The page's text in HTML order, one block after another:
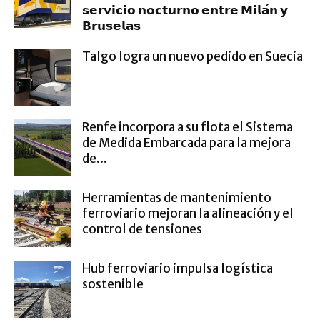
𝘀𝗲𝗿𝘃𝗶𝗰𝗶𝗼 𝗻𝗼𝗰𝘁𝘂𝗿𝗻𝗼 𝗲𝗻𝘁𝗿𝗲 𝗠𝗶𝗹𝗮́𝗻 𝘆
𝗕𝗿𝘂𝘀𝗲𝗹𝗮𝘀
Talgo logra un nuevo pedido en Suecia
Renfe incorpora a su flota el Sistema
de Medida Embarcada para la mejora
de...
Herramientas de mantenimiento
ferroviario mejoran la alineación y el
control de tensiones
Hub ferroviario impulsa logística
sostenible